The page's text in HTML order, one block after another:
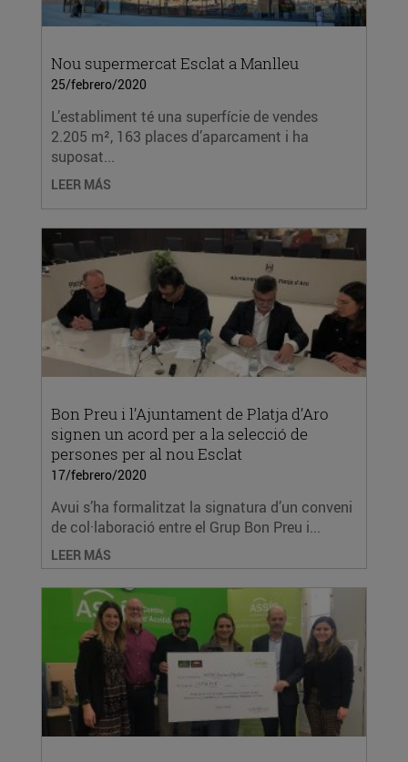
Nou supermercat Esclat a Manlleu
25/febrero/2020
L’establiment té una superfície de vendes
2.205 m², 163 places d’aparcament i ha
suposat...
LEER MÁS
Bon Preu i l’Ajuntament de Platja d’Aro
signen un acord per a la selecció de
persones per al nou Esclat
17/febrero/2020
Avui s’ha formalitzat la signatura d’un conveni
de col·laboració entre el Grup Bon Preu i...
LEER MÁS